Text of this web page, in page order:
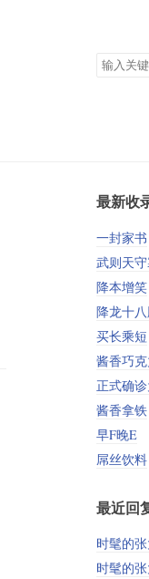
搜
最新收
一封家书
武则天
降本增笑
降龙十
买长乘短
酱香巧克
正式确
酱香拿铁
早F晚E
屌丝饮料
最近回
时髦的
时髦的